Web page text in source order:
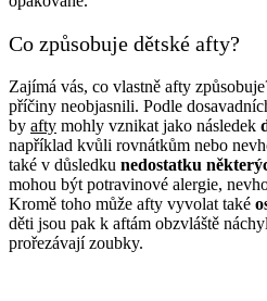
Co způsobuje dětské afty?
Zajímá vás, co vlastně afty
příčiny neobjasnili. Podle
by afty mohly vznikat jako následek
například kvůli rovnátkům nebo
také v důsledku nedostatku
mohou být potravinové alergie,
Kromě toho může afty vyvolat také
děti jsou pak k aftám obzvláště
prořezávají zoubky.